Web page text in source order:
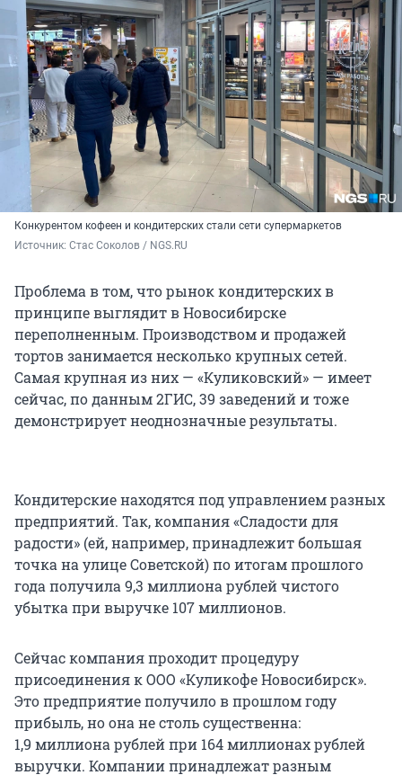
Конкурентом кофеен и кондитерских стали сети супермаркетов
Источник: Стас Соколов / NGS.RU
Проблема в том, что рынок кондитерских в
принципе выглядит в Новосибирске
переполненным. Производством и продажей
тортов занимается несколько крупных сетей.
Самая крупная из них — «Куликовский» — имеет
сейчас, по данным 2ГИС, 39 заведений и тоже
демонстрирует неоднозначные результаты.
Кондитерские находятся под управлением разных
предприятий. Так, компания «Сладости для
радости» (ей, например, принадлежит большая
точка на улице Советской) по итогам прошлого
года получила 9,3 миллиона рублей чистого
убытка при выручке 107 миллионов.
Сейчас компания проходит процедуру
присоединения к ООО «Куликофе Новосибирск».
Это предприятие получило в прошлом году
прибыль, но она не столь существенна:
1,9 миллиона рублей при 164 миллионах рублей
выручки. Компании принадлежат разным